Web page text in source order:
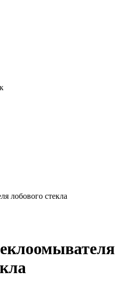
лобового стекла